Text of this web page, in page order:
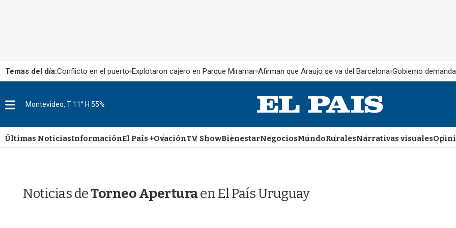
Temas del día:Conflicto en el puerto Explotaron cajero en Parque Miramar Afirman que Araujo se va del Barcelona Gobierno
M
u
Montevideo, T 11° H 55%
Últimas NoticiasInformaciónEl País +OvaciónTV ShowBienestarNegociosMundoRuralesNarrativas visuales
Noticias deTorneo Aperturaen El País Uruguay